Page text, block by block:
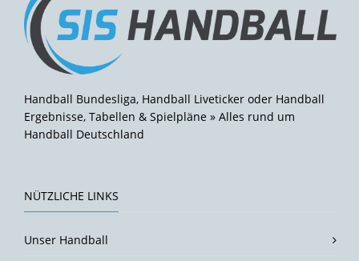
Handball Bundesliga, Handball Liveticker oder Handball
Ergebnisse, Tabellen & Spielpläne » Alles rund um
Handball Deutschland
NÜTZLICHE LINKS
Unser Handball